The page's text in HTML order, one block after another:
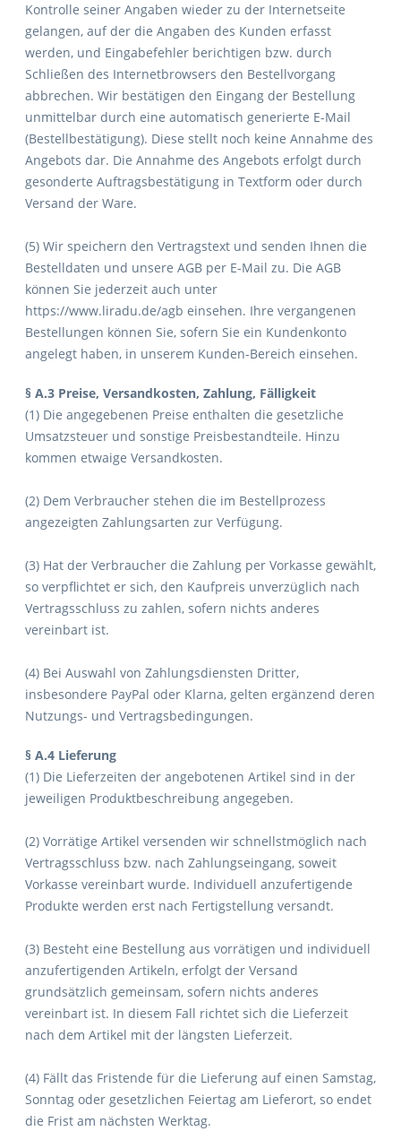
Kontrolle seiner Angaben wieder zu der Internetseite
gelangen, auf der die Angaben des Kunden erfasst
werden, und Eingabefehler berichtigen bzw. durch
Schließen des Internetbrowsers den Bestellvorgang
abbrechen. Wir bestätigen den Eingang der Bestellung
unmittelbar durch eine automatisch generierte E-Mail
(Bestellbestätigung). Diese stellt noch keine Annahme des
Angebots dar. Die Annahme des Angebots erfolgt durch
gesonderte Auftragsbestätigung in Textform oder durch
Versand der Ware.
(5) Wir speichern den Vertragstext und senden Ihnen die
Bestelldaten und unsere AGB per E-Mail zu. Die AGB
können Sie jederzeit auch unter
https://www.liradu.de/agb einsehen. Ihre vergangenen
Bestellungen können Sie, sofern Sie ein Kundenkonto
angelegt haben, in unserem Kunden-Bereich einsehen.
§ A.3 Preise, Versandkosten, Zahlung, Fälligkeit
(1) Die angegebenen Preise enthalten die gesetzliche
Umsatzsteuer und sonstige Preisbestandteile. Hinzu
kommen etwaige Versandkosten.
(2) Dem Verbraucher stehen die im Bestellprozess
angezeigten Zahlungsarten zur Verfügung.
(3) Hat der Verbraucher die Zahlung per Vorkasse gewählt,
so verpflichtet er sich, den Kaufpreis unverzüglich nach
Vertragsschluss zu zahlen, sofern nichts anderes
vereinbart ist.
(4) Bei Auswahl von Zahlungsdiensten Dritter,
insbesondere PayPal oder Klarna, gelten ergänzend deren
Nutzungs- und Vertragsbedingungen.
§ A.4 Lieferung
(1) Die Lieferzeiten der angebotenen Artikel sind in der
jeweiligen Produktbeschreibung angegeben.
(2) Vorrätige Artikel versenden wir schnellstmöglich nach
Vertragsschluss bzw. nach Zahlungseingang, soweit
Vorkasse vereinbart wurde. Individuell anzufertigende
Produkte werden erst nach Fertigstellung versandt.
(3) Besteht eine Bestellung aus vorrätigen und individuell
anzufertigenden Artikeln, erfolgt der Versand
grundsätzlich gemeinsam, sofern nichts anderes
vereinbart ist. In diesem Fall richtet sich die Lieferzeit
nach dem Artikel mit der längsten Lieferzeit.
(4) Fällt das Fristende für die Lieferung auf einen Samstag,
Sonntag oder gesetzlichen Feiertag am Lieferort, so endet
die Frist am nächsten Werktag.